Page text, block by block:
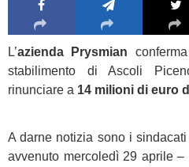
L’azienda Prysmian
stabilimento di Ascoli
rinunciare a 14 milioni di euro
A darne notizia sono i
avvenuto mercoledì 29 aprile